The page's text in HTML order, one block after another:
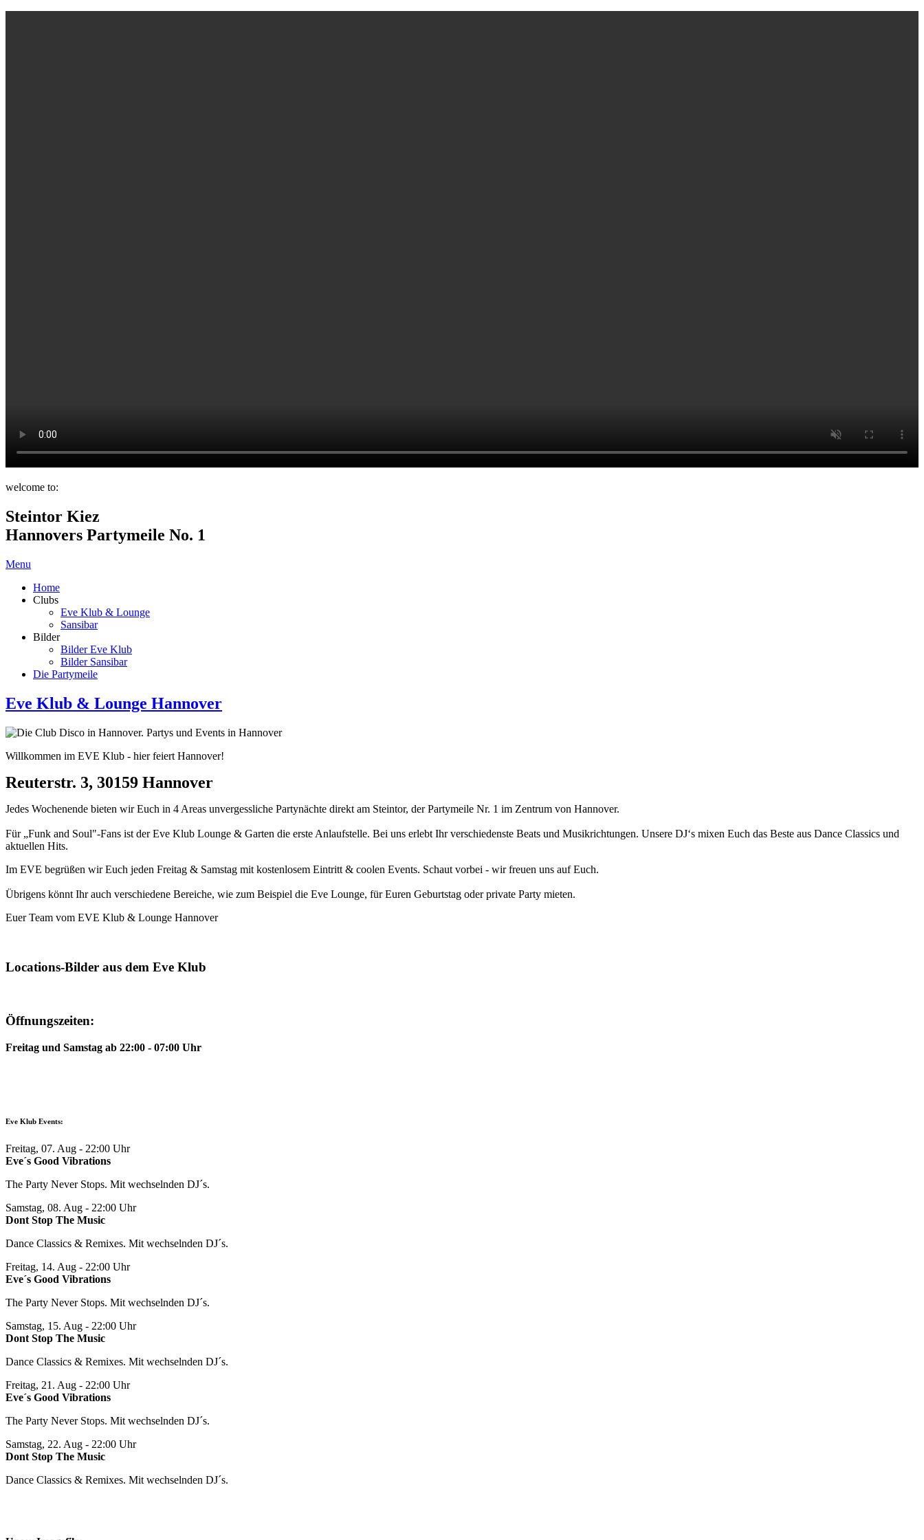
welcome to:
Steintor Kiez
Hannovers Partymeile No. 1
Menu
Home
Clubs
Eve Klub & Lounge
Sansibar
Bilder
Bilder Eve Klub
Bilder Sansibar
Die Partymeile
Eve Klub & Lounge Hannover
Willkommen im EVE Klub - hier feiert Hannover!
Reuterstr. 3, 30159 Hannover
Jedes Wochenende bieten wir Euch in 4 Areas unvergessliche Partynächte direkt am Steintor, der Partymeile Nr. 1 im Zentrum von Hannover.
Für „Funk and Soul"-Fans ist der Eve Klub Lounge & Garten die erste Anlaufstelle. Bei uns erlebt Ihr verschiedenste Beats und Musikrichtungen. Unsere DJ‘s mixen Euch das Beste aus Dance Classics und
aktuellen Hits.
Im EVE begrüßen wir Euch jeden Freitag & Samstag mit kostenlosem Eintritt & coolen Events. Schaut vorbei - wir freuen uns auf Euch.
Übrigens könnt Ihr auch verschiedene Bereiche, wie zum Beispiel die Eve Lounge, für Euren Geburtstag oder private Party mieten.
Euer Team vom EVE Klub & Lounge Hannover
Locations-Bilder aus dem Eve Klub
Öffnungszeiten:
Freitag und Samstag ab 22:00 - 07:00 Uhr
Eve Klub Events:
Freitag, 07. Aug - 22:00 Uhr
Eve´s Good Vibrations
The Party Never Stops. Mit wechselnden DJ´s.
Samstag, 08. Aug - 22:00 Uhr
Dont Stop The Music
Dance Classics & Remixes. Mit wechselnden DJ´s.
Freitag, 14. Aug - 22:00 Uhr
Eve´s Good Vibrations
The Party Never Stops. Mit wechselnden DJ´s.
Samstag, 15. Aug - 22:00 Uhr
Dont Stop The Music
Dance Classics & Remixes. Mit wechselnden DJ´s.
Freitag, 21. Aug - 22:00 Uhr
Eve´s Good Vibrations
The Party Never Stops. Mit wechselnden DJ´s.
Samstag, 22. Aug - 22:00 Uhr
Dont Stop The Music
Dance Classics & Remixes. Mit wechselnden DJ´s.